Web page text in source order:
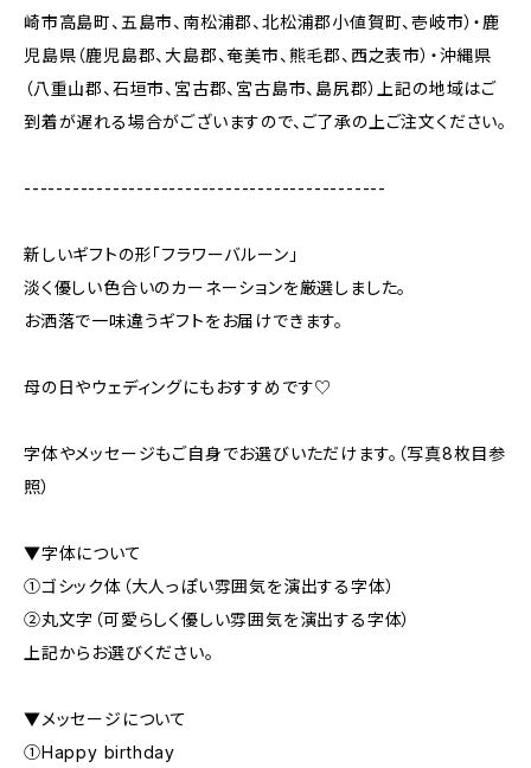
崎市高島町、五島市、南松浦郡、北松浦郡小値賀町、壱岐市）・鹿
児島県（鹿児島郡、大島郡、奄美市、熊毛郡、西之表市）・沖縄県
（八重山郡、石垣市、宮古郡、宮古島市、島尻郡）上記の地域はご
到着が遅れる場合がございますので、ご了承の上ご注文ください。
---------------------------------------------
新しいギフトの形「フラワーバルーン」
淡く優しい色合いのカーネーションを厳選しました。
お洒落で一味違うギフトをお届けできます。
母の日やウェディングにもおすすめです♡
字体やメッセージもご自身でお選びいただけます。（写真8枚目参
照）
▼字体について
①ゴシック体（大人っぽい雰囲気を演出する字体）
②丸文字（可愛らしく優しい雰囲気を演出する字体）
上記からお選びください。
▼メッセージについて
①Happy birthday